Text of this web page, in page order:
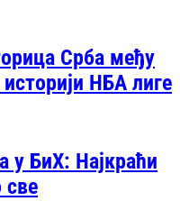
Срба међу
НБА лиге
у БиХ: Најкраћи
све